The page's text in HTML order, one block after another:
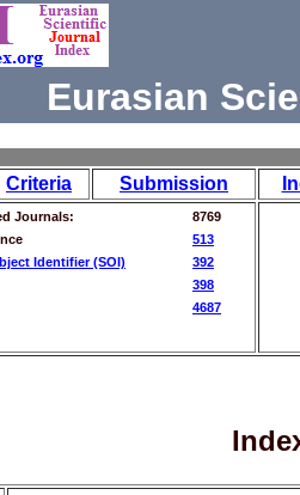
Eurasian
Criteria Submission
Journals:
8769
513
Identifier (SOI)
392
398
4687